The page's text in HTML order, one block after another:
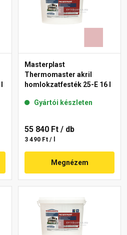
Masterplast
Thermomaster akril
homlokzatfesték 25-E 16 l
Gyártói készleten
55 840 Ft / db
3 490 Ft / l
Megnézem